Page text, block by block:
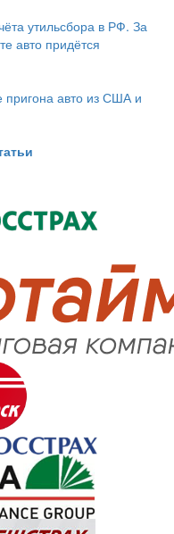
утильсбора в РФ. За
авто придётся
пригона авто из США и